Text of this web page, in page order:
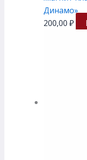
Динамо»
200,00 ₽